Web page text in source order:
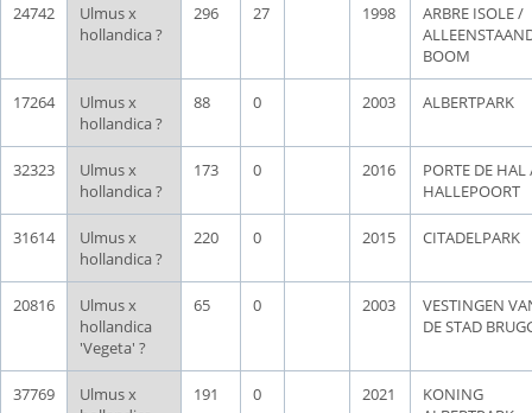
24742
Ulmus x
hollandica ?
296 27 1998
ARBRE ISOLE /
BOOM
17264
Ulmus x
hollandica ?
88 0 2003 ALBERTPARK
32323
Ulmus x
hollandica ?
173 0 2016
PORTE DE HAL
HALLEPOORT
31614
Ulmus x
hollandica ?
220 0 2015 CITADELPARK
20816
Ulmus x
hollandica
'Vegeta' ?
65 0 2003
VESTINGEN
DE STAD
37769
Ulmus x
191 0 2021
KONING